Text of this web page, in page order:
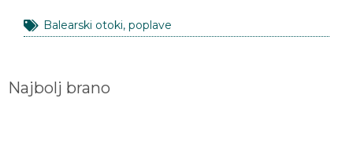
Balearski otoki, poplave
Najbolj brano